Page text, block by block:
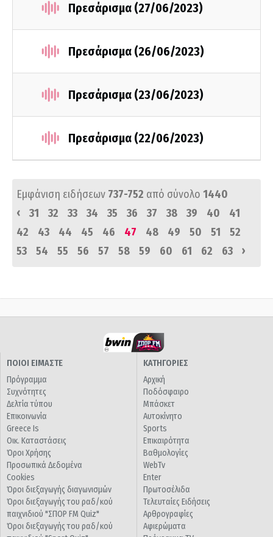
Πρεσάρισμα (27/06/2023)
Πρεσάρισμα (26/06/2023)
Πρεσάρισμα (23/06/2023)
Πρεσάρισμα (22/06/2023)
Εμφάνιση ειδήσεων 737-752 από σύνολο 1440
‹
31 32 33 34 35 36 37 38 39 40
41
42
43 44 45 46 47 48 49 50 51
52
53
54 55 56 57 58 59 60 61 62 63 ›
ΠΟΙΟΙ ΕΙΜΑΣΤΕ
Πρόγραμμα
Συχνότητες
Δελτία τύπου
Επικοινωνία
Greece Is
Οικ. Καταστάσεις
Όροι Χρήσης
Προσωπικά Δεδομένα
Cookies
Όροι διεξαγωγής διαγωνισμών
Όροι διεξαγωγής του ραδ/κού
παιχνιδιού "ΣΠΟΡ FM Quiz"
Όροι διεξαγωγής του ραδ/κού
ΚΑΤΗΓΟΡΙΕΣ
Αρχική
Ποδόσφαιρο
Μπάσκετ
Αυτοκίνητο
Sports
Επικαιρότητα
Βαθμολογίες
WebTv
Enter
Πρωτοσέλιδα
Τελευταίες Ειδήσεις
Αρθρογραφίες
Αφιερώματα